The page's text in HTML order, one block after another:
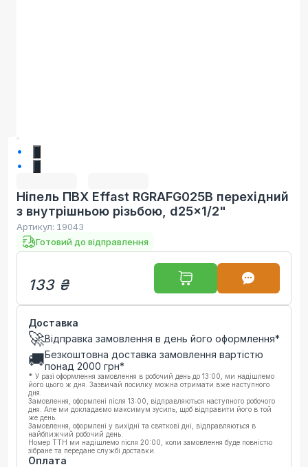
Ніпель ПВХ Effast RGRAFG025B перехідний
з внутрішньою різьбою, d25x1/2"
Артикул: 19043
Готовий до відправлення
133 ₴
Доставка
🚀Відправка замовлення в день його оформлення*
🚚Безкоштовна доставка замовлення вартістю
понад 2000 грн*
* У разі оформлення замовлення в робочий день до 13:00, ми надішлемо
його цього ж дня. Зазвичай посилку можна отримати вже наступного
дня.
Замовлення, оформлені після 13:00, відправляються наступного робочого
дня. Але ми докладаємо максимум зусиль, щоб відправити його в той
же день.
Замовлення, оформлені у вихідні та святкові дні, відправляються в
найближчий робочий день.
Номер ТТН ми надішлемо після 20:00, коли замовлення буде повністю
зібране та передане службі доставки.
Оплата